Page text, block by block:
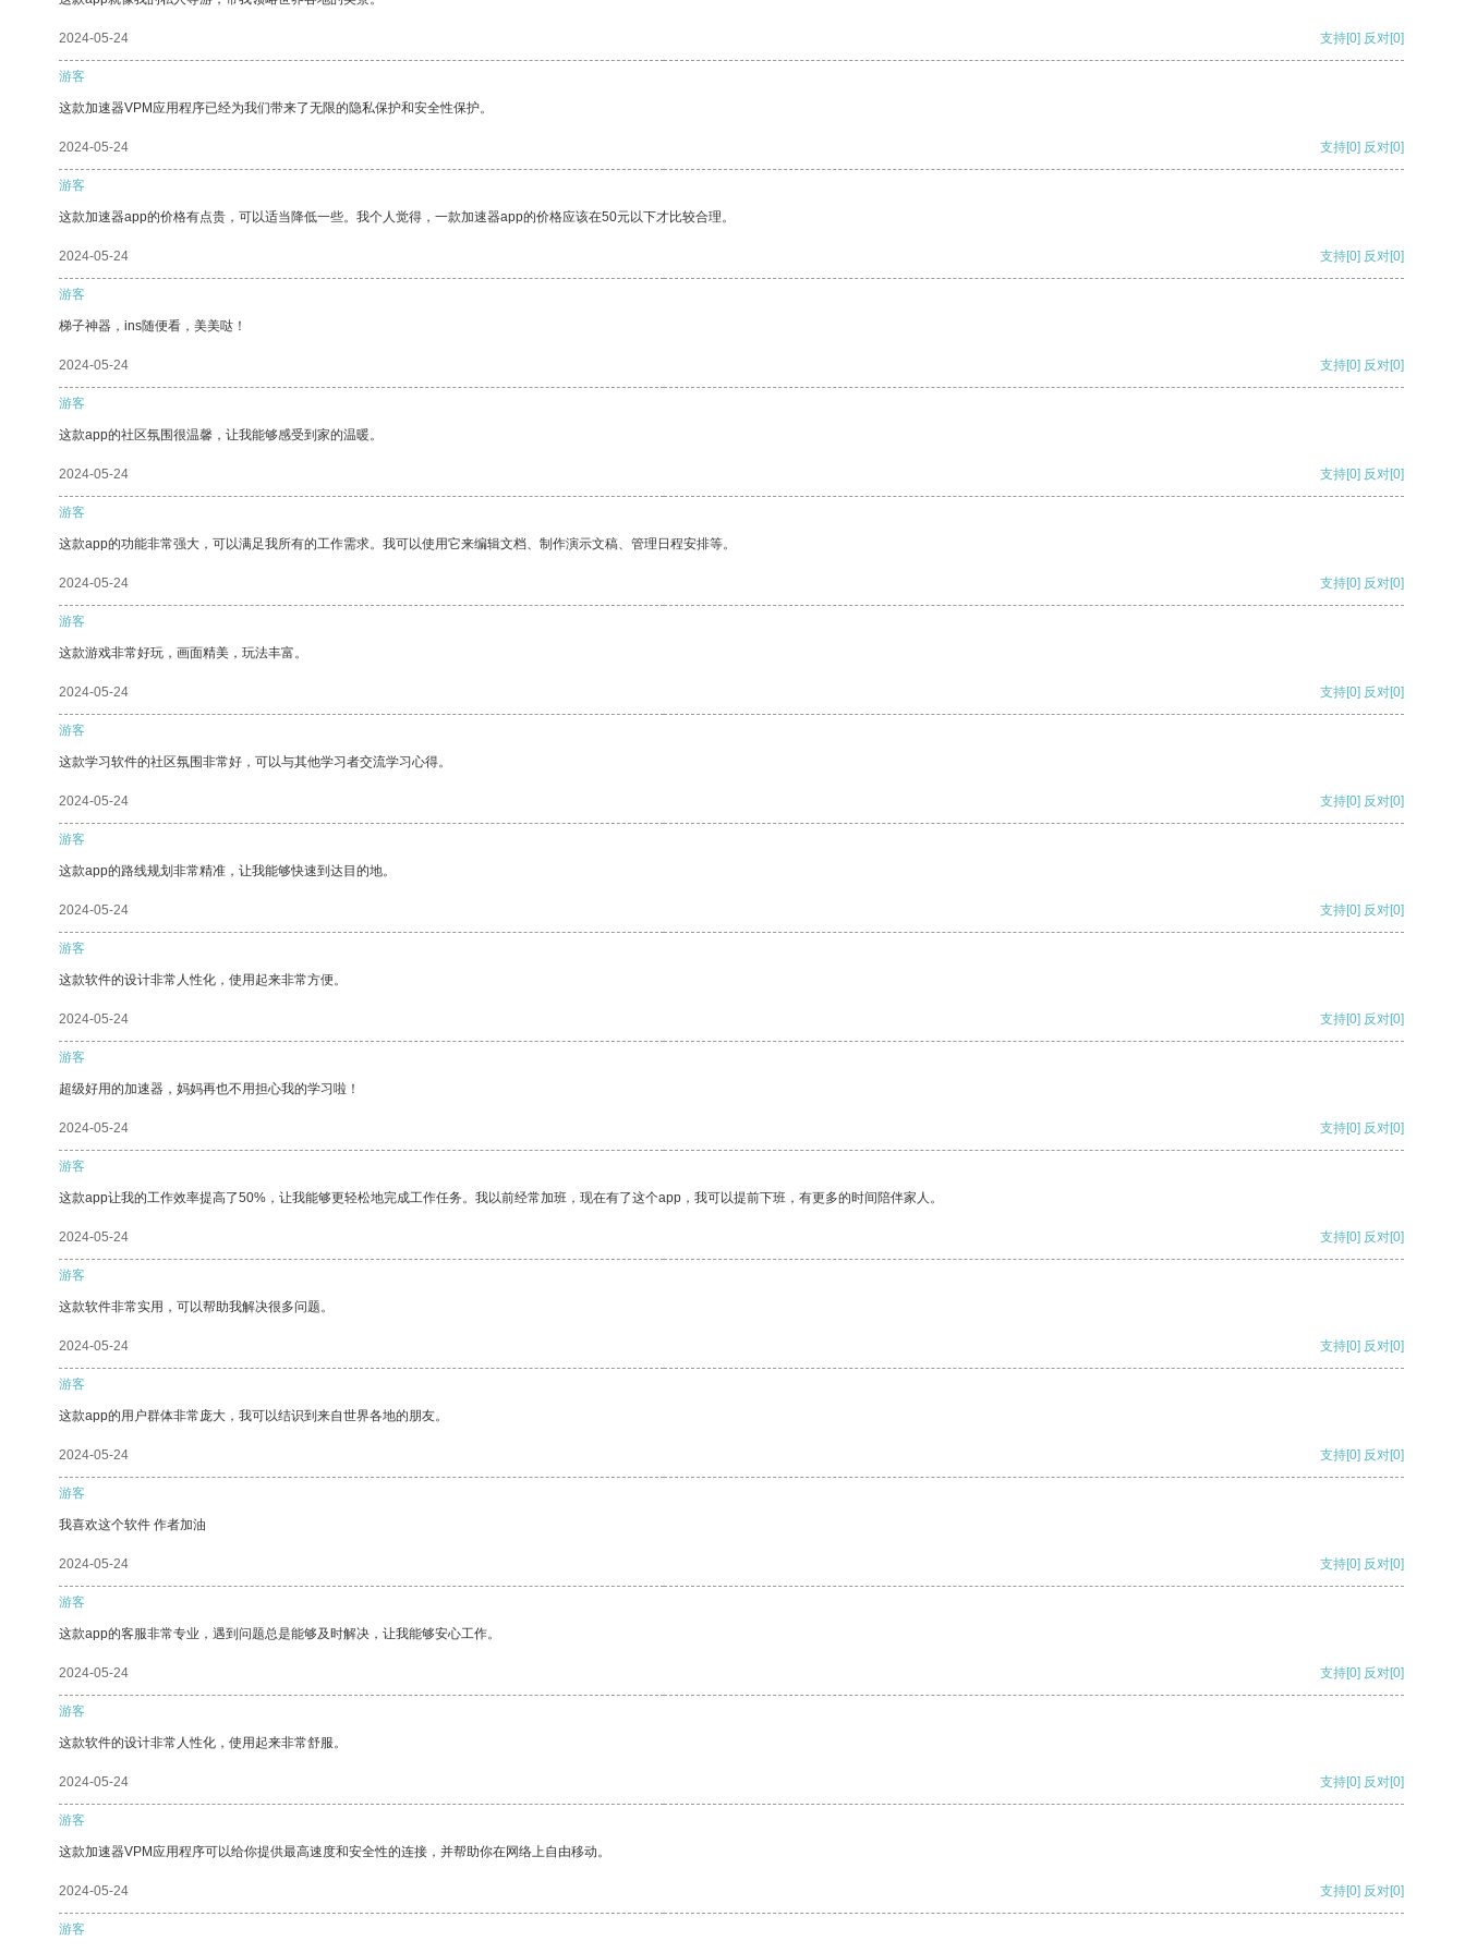
2024-05-24 支持[0] 反对[0]
游客
这款加速器VPM应用程序已经为我们带来了无限的隐私保护和安全性保护。
2024-05-24 支持[0] 反对[0]
游客
这款加速器app的价格有点贵，可以适当降低一些。我个人觉得，一款加速器app的价格应该在50元以下才比较合理。
2024-05-24 支持[0] 反对[0]
游客
梯子神器，ins随便看，美美哒！
2024-05-24 支持[0] 反对[0]
游客
这款app的社区氛围很温馨，让我能够感受到家的温暖。
2024-05-24 支持[0] 反对[0]
游客
这款app的功能非常强大，可以满足我所有的工作需求。我可以使用它来编辑文档、制作演示文稿、管理日程安排等。
2024-05-24 支持[0] 反对[0]
游客
这款游戏非常好玩，画面精美，玩法丰富。
2024-05-24 支持[0] 反对[0]
游客
这款学习软件的社区氛围非常好，可以与其他学习者交流学习心得。
2024-05-24 支持[0] 反对[0]
游客
这款app的路线规划非常精准，让我能够快速到达目的地。
2024-05-24 支持[0] 反对[0]
游客
这款软件的设计非常人性化，使用起来非常方便。
2024-05-24 支持[0] 反对[0]
游客
超级好用的加速器，妈妈再也不用担心我的学习啦！
2024-05-24 支持[0] 反对[0]
游客
这款app让我的工作效率提高了50%，让我能够更轻松地完成工作任务。我以前经常加班，现在有了这个app，我可以提前下班，有更多的时间陪伴家人。
2024-05-24 支持[0] 反对[0]
游客
这款软件非常实用，可以帮助我解决很多问题。
2024-05-24 支持[0] 反对[0]
游客
这款app的用户群体非常庞大，我可以结识到来自世界各地的朋友。
2024-05-24 支持[0] 反对[0]
游客
我喜欢这个软件 作者加油
2024-05-24 支持[0] 反对[0]
游客
这款app的客服非常专业，遇到问题总是能够及时解决，让我能够安心工作。
2024-05-24 支持[0] 反对[0]
游客
这款软件的设计非常人性化，使用起来非常舒服。
2024-05-24 支持[0] 反对[0]
游客
这款加速器VPM应用程序可以给你提供最高速度和安全性的连接，并帮助你在网络上自由移动。
2024-05-24 支持[0] 反对[0]
游客